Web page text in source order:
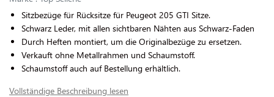
Sitzbezüge für Rücksitze für Peugeot 205 GTI Sitze.
Schwarz Leder, mit allen sichtbaren Nähten aus Schwarz-Faden
Durch Heften montiert, um die Originalbezüge zu ersetzen.
Verkauft ohne Metallrahmen und Schaumstoff.
Schaumstoff auch auf Bestellung erhältlich.
Vollständige Beschreibung lesen